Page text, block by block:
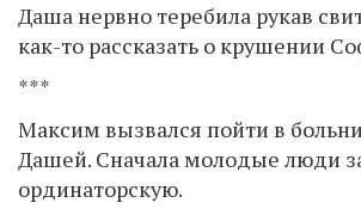
Даша нервно теребила рукав
как-то рассказать о крушении
***
Максим вызвался пойти в
Дашей. Сначала молодые люди
ординаторскую.